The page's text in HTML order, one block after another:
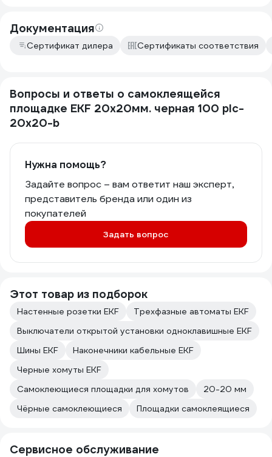
Документация
Сертификат дилера Сертификаты соответствия
Вопросы и ответы о самоклеящейся
площадке EKF 20х20мм. черная 100 plc-
20x20-b
Нужна помощь?
Задайте вопрос – вам ответит наш эксперт,
представитель бренда или один из
покупателей
Задать вопрос
Этот товар из подборок
Настенные розетки EKF
Трехфазные автоматы EKF
Выключатели открытой установки одноклавишные EKF
Шины EKF
Наконечники кабельные EKF
Черные хомуты EKF
Самоклеющиеся площадки для хомутов
20-20 мм
Чёрные самоклеющиеся
Площадки самоклеящиеся
Сервисное обслуживание